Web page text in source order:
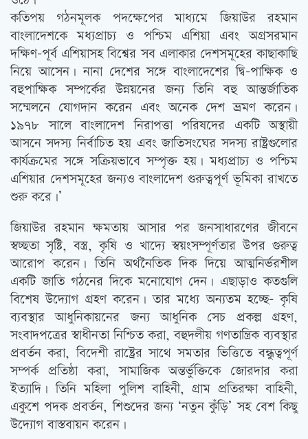
কতিপয় গঠনমূলক পদক্ষেপের মাধ্যমে জিয়াউর রহমান
বাংলাদেশকে মধ্যপ্রাচ্য ও পশ্চিম এশিয়া এবং অগ্রসরমান
দক্ষিণ-পূর্ব এশিয়াসহ বিশ্বের সব এলাকার দেশসমূহের কাছাকাছি
নিয়ে আসেন। নানা দেশের সঙ্গে বাংলাদেশের দ্বি-পাক্ষিক ও
বহুপাক্ষিক সম্পর্কের উন্নয়নের জন্য তিনি বহু আন্তর্জাতিক
সম্মেলনে যোগদান করেন এবং অনেক দেশ ভ্রমণ করেন।
১৯৭৮ সালে বাংলাদেশ নিরাপত্তা পরিষদের একটি অস্থায়ী
আসনে সদস্য নির্বাচিত হয় এবং জাতিসংঘের সদস্য রাষ্ট্রগুলোর
কার্যক্রমের সঙ্গে সক্রিয়ভাবে সম্পৃক্ত হয়। মধ্যপ্রাচ্য ও পশ্চিম
এশিয়ার দেশসমূহের জন্যও বাংলাদেশ গুরুত্বপূর্ণ ভূমিকা রাখতে
শুরু করে।’
জিয়াউর রহমান ক্ষমতায় আসার পর জনসাধারণের জীবনে
স্বচ্ছতা সৃষ্টি, বস্ত্র, কৃষি ও খাদ্যে স্বয়ংসম্পূর্ণতার উপর গুরুত্ব
আরোপ করেন। তিনি অর্থনৈতিক দিক দিয়ে আত্মনির্ভরশীল
একটি জাতি গঠনের দিকে মনোযোগ দেন। এছাড়াও কতগুলি
বিশেষ উদ্যোগ গ্রহণ করেন। তার মধ্যে অন্যতম হচ্ছে- কৃষি
ব্যবস্থার আধুনিকায়নের জন্য আধুনিক সেচ প্রকল্প গ্রহণ,
সংবাদপত্রের স্বাধীনতা নিশ্চিত করা, বহুদলীয় গণতান্ত্রিক ব্যবস্থার
প্রবর্তন করা, বিদেশী রাষ্ট্রের সাথে সমতার ভিত্তিতে বন্ধুত্বপূর্ণ
সম্পর্ক প্রতিষ্ঠা করা, সামাজিক অন্তর্ভুক্তিকে জোরদার করা
ইত্যাদি। তিনি মহিলা পুলিশ বাহিনী, গ্রাম প্রতিরক্ষা বাহিনী,
একুশে পদক প্রবর্তন, শিশুদের জন্য ‘নতুন কুঁড়ি’ সহ বেশ কিছু
উদ্যোগ বাস্তবায়ন করেন।